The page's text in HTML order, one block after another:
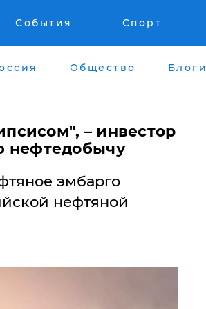
События Спорт
Общество Блоги
– инвестор
нефтедобычу
эмбарго
нефтяной